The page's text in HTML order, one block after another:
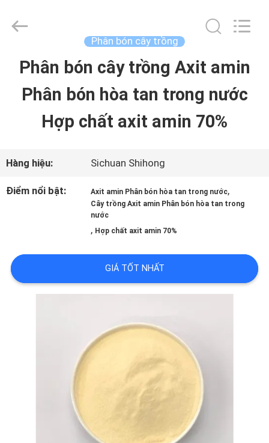
TRANG
CHỦ
SẢN
PHẨM
VỀ
Technology
Phân bón cây trồng
Phân bón cây trồng Axit amin
Phân bón hòa tan trong nước
Hợp chất axit amin 70%
Hàng hiệu: Sichuan Shihong
Điểm nổi bật: Axit amin Phân bón hòa tan trong nước,
Cây trồng Axit amin Phân bón hòa tan trong
nước
, Hợp chất axit amin 70%
GIÁ TỐT NHẤT